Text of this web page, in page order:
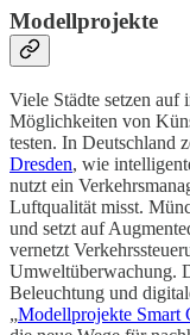
Modellprojekte
Viele Städte setzen
Möglichkeiten von
testen. In Deutschland
Dresden, wie
nutzt ein
Luftqualität misst.
und setzt auf
vernetzt
Umweltüberwachung.
Beleuchtung und
„Modellprojekte Smart